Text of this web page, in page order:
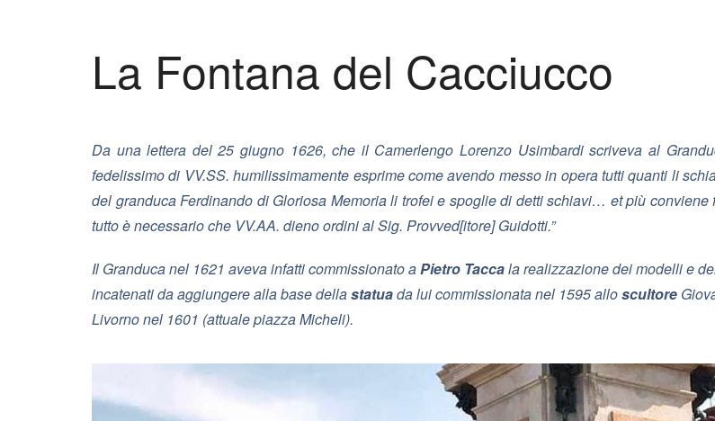
La Fontana del Cacciucco
Da una lettera del 25 giugno 1626, che il Camerlengo Lorenzo Usimbardi scriveva al
fedelissimo di VV.SS. humilissimamente esprime come avendo messo in opera tutti quanti li
del granduca Ferdinando di Gloriosa Memoria li trofei e spoglie di detti schiavi… et più conviene
tutto è necessario che VV.AA. dieno ordini al Sig. Provved[itore] Guidotti.”
Il Granduca nel 1621 aveva infatti commissionato aPietro Taccala realizzazione dei modelli e
incatenati da aggiungere alla base dellastatuada lui commissionata nel 1595 alloscultore
Livorno nel 1601 (attuale piazza Micheli).